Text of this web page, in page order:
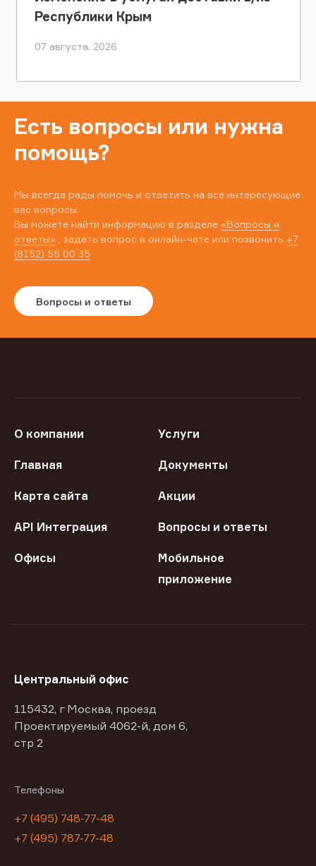
Республики Крым
07 августа, 2026
Есть вопросы или нужна
помощь?
Мы всегда рады помочь и ответить на все интересующие
вас вопросы.
Вы можете найти информацию в разделе «Вопросы и
ответы» , задать вопрос в онлайн-чате или позвонить +7
(8152) 55 00 35
Вопросы и ответы
О компании Услуги
Главная Документы
Карта сайта Акции
API Интеграция Вопросы и ответы
Офисы
Мобильное
приложение
Центральный офис
115432, г Москва, проезд
Проектируемый 4062-й, дом 6,
стр 2
Телефоны
+7 (495) 748-77-48
+7 (495) 787-77-48